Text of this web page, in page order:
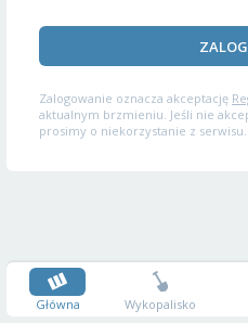
Zalogowanie oznacza akceptację
aktualnym brzmieniu. Jeśli nie
prosimy o niekorzystanie z serwisu.
Główna Wykopalisko